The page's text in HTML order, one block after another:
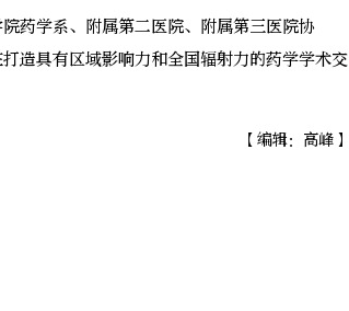
学系、附属第二医院、附属第三医院协
造具有区域影响力和全国辐射力的药学学术交
【编辑：高峰】